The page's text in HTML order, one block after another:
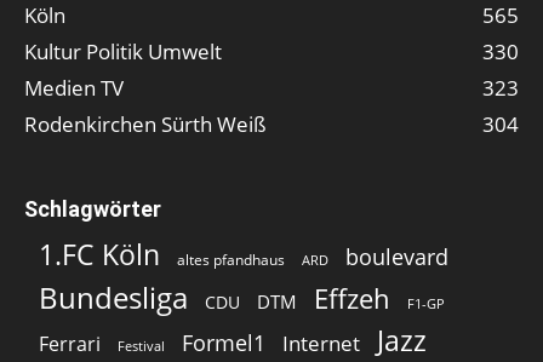
Köln
565
Kultur Politik Umwelt
330
Medien TV
323
Rodenkirchen Sürth Weiß
304
Schlagwörter
1.FC Köln altes pfandhaus ARD boulevard
Bundesliga CDU DTM Effzeh F1-GP
Ferrari Festival Formel1 Internet Jazz